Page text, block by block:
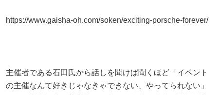
https://www.gaisha-oh.com/soken/exciting-porsche-forever/
主催者である石田氏から話しを聞けば聞くほど「イベント
の主催なんて好きじゃなきゃできない、やってられない」